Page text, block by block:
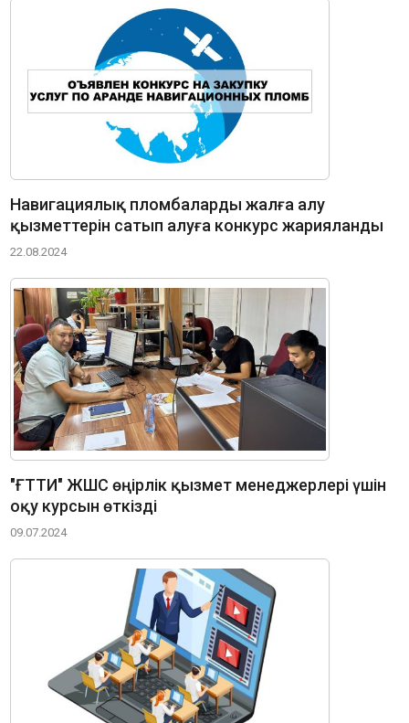
Навигациялық пломбаларды жалға алу
қызметтерін сатып алуға конкурс жарияланды
22.08.2024
"ҒТТИ" ЖШС өңірлік қызмет менеджерлері үшін
оқу курсын өткізді
09.07.2024